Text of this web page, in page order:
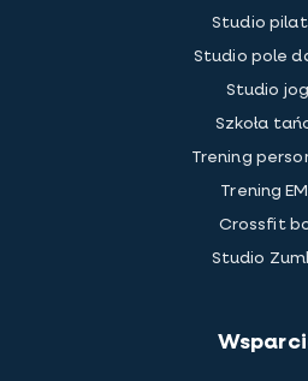
Studio
Studio pole
Studio
Szkoła
Trening
Trening
Crossfit
Studio